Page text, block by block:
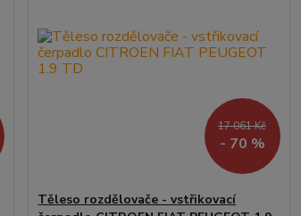
17 061 Kč
- 70 %
Těleso rozdělovače - vstřikovací